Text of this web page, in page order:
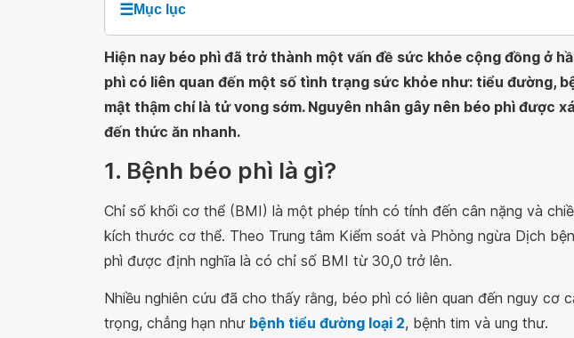
☰Mục lục
Hiện nay béo phì đã trở thành một vấn đề sức khỏe cộng đồng ở
phì có liên quan đến một số tình trạng sức khỏe như: tiểu đường,
mật thậm chí là tử vong sớm. Nguyên nhân gây nên béo phì được
đến thức ăn nhanh.
1. Bệnh béo phì là gì?
Chỉ số khối cơ thể (BMI) là một phép tính có tính đến cân nặng và
kích thước cơ thể. Theo Trung tâm Kiểm soát và Phòng ngừa Dịch
phì được định nghĩa là có chỉ số BMI từ 30,0 trở lên.
Nhiều nghiên cứu đã cho thấy rằng, béo phì có liên quan đến nguy cơ
trọng, chẳng hạn như bệnh tiểu đường loại 2, bệnh tim và ung thư.